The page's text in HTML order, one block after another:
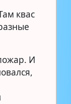
квас
И